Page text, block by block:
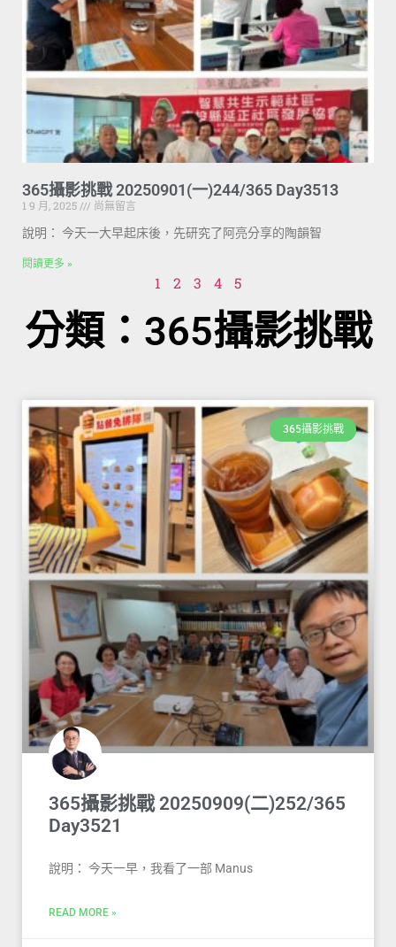
365攝影挑戰 20250901(一)244/365 Day3513
1 9 月, 2025
尚無留言
說明： 今天一大早起床後，先研究了阿亮分享的陶韻智
閱讀更多 »
1 2 3 4 5
分類：365攝影挑戰
365攝影挑戰
365攝影挑戰 20250909(二)252/365
Day3521
說明： 今天一早，我看了一部 Manus
READ MORE »